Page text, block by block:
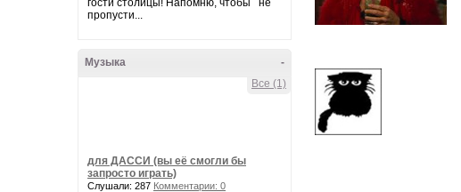
гости столицы! Напомню, чтобы не
пропусти...
-
Музыка
Все (1)
для ДАССИ (вы её смогли бы
запросто играть)
Слушали: 287 Комментарии: 0